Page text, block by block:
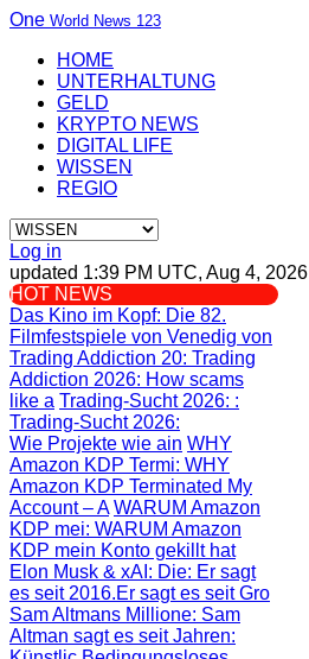
One World News 123
HOME
UNTERHALTUNG
GELD
KRYPTO NEWS
DIGITAL LIFE
WISSEN
REGIO
Log in
updated 1:39 PM UTC, Aug 4, 2026
HOT NEWS
Das Kino im Kopf: Die 82.
Filmfestspiele von Venedig von
Trading Addiction 20: Trading
Addiction 2026: How scams
like a Trading-Sucht 2026: :
Trading-Sucht 2026:
Wie Projekte wie ain WHY
Amazon KDP Termi: WHY
Amazon KDP Terminated My
Account – A WARUM Amazon
KDP mei: WARUM Amazon
KDP mein Konto gekillt hat
Elon Musk & xAI: Die: Er sagt
es seit 2016.Er sagt es seit Gro
Sam Altmans Millione: Sam
Altman sagt es seit Jahren: